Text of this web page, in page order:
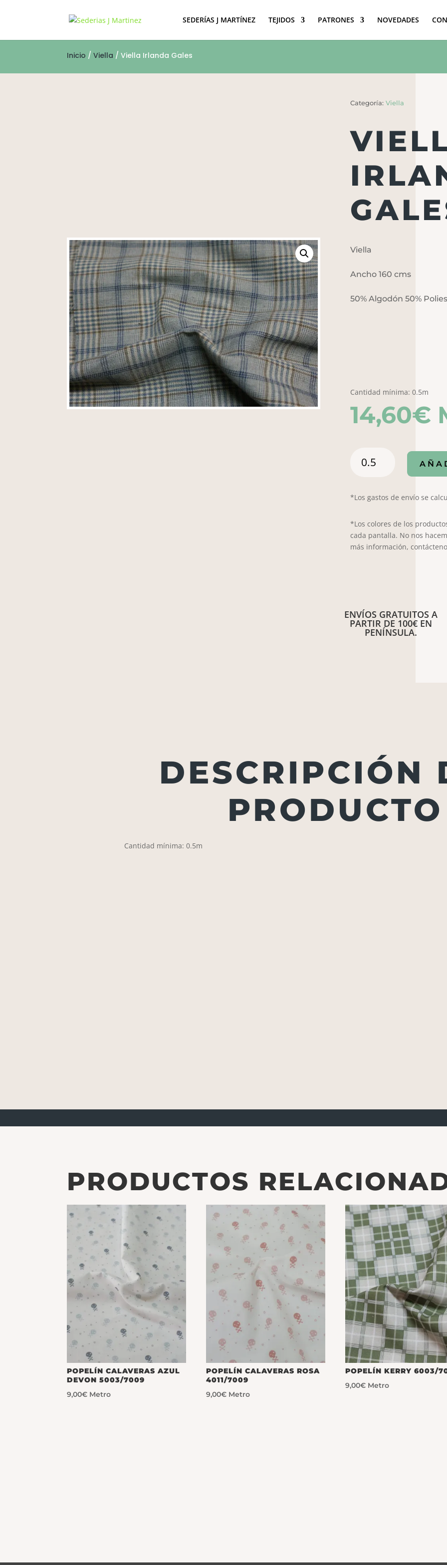
SEDERÍAS J MARTÍNEZ TEJIDOS PATRONES NOVEDADES
Inicio /Viella / Viella Irlanda Gales
Categoría: Viella
Viella
Ancho 160 cms
50% Algodón 50%
Cantidad mínima: 0.5m
14,60€
Irlanda
*Los gastos de envío se
*Los colores de los
cada pantalla. No nos
más información,
ENVÍOS GRATUITOS A
PARTIR DE 100€ EN
PENÍNSULA.
DESCRIPCIÓN
PRODUCTO
Cantidad mínima: 0.5m
PRODUCTOS
POPELÍN CALAVERAS AZUL
DEVON 5003/7009
9,00€ Metro
POPELÍN CALAVERAS ROSA
4011/7009
9,00€ Metro
POPELÍN KERRY 6003/
9,00€ Metro